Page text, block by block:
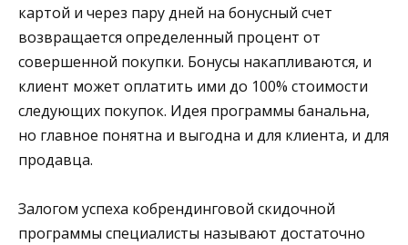
картой и через пару дней на бонусный счет
возвращается определенный процент от
совершенной покупки. Бонусы накапливаются, и
клиент может оплатить ими до 100% стоимости
следующих покупок. Идея программы банальна,
но главное понятна и выгодна и для клиента, и для
продавца.
Залогом успеха кобрендинговой скидочной
программы специалисты называют достаточно